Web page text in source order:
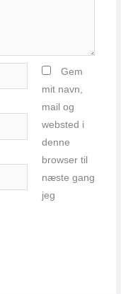
Gem
mit navn,
mail og
websted i
denne
browser til
næste gang
jeg